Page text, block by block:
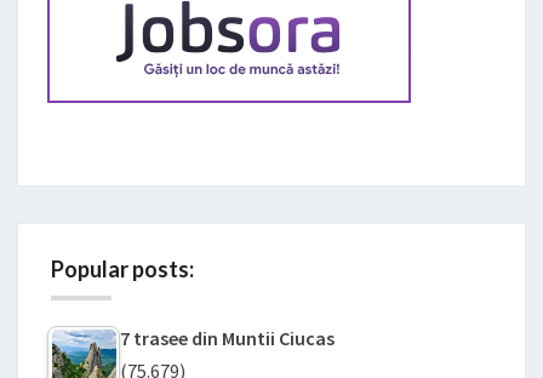
Popular posts:
7 trasee din Muntii Ciucas
(75.679)